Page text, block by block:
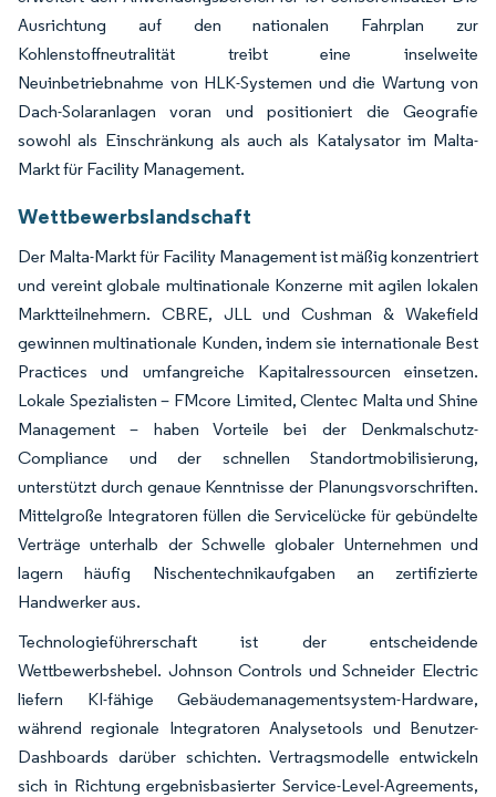
Ausrichtung auf den nationalen Fahrplan zur
Kohlenstoffneutralität treibt eine inselweite
Neuinbetriebnahme von HLK-Systemen und die Wartung von
Dach-Solaranlagen voran und positioniert die Geografie
sowohl als Einschränkung als auch als Katalysator im Malta-
Markt für Facility Management.
Wettbewerbslandschaft
Der Malta-Markt für Facility Management ist mäßig konzentriert
und vereint globale multinationale Konzerne mit agilen lokalen
Marktteilnehmern. CBRE, JLL und Cushman & Wakefield
gewinnen multinationale Kunden, indem sie internationale Best
Practices und umfangreiche Kapitalressourcen einsetzen.
Lokale Spezialisten – FMcore Limited, Clentec Malta und Shine
Management – haben Vorteile bei der Denkmalschutz-
Compliance und der schnellen Standortmobilisierung,
unterstützt durch genaue Kenntnisse der Planungsvorschriften.
Mittelgroße Integratoren füllen die Servicelücke für gebündelte
Verträge unterhalb der Schwelle globaler Unternehmen und
lagern häufig Nischentechnikaufgaben an zertifizierte
Handwerker aus.
Technologieführerschaft ist der entscheidende
Wettbewerbshebel. Johnson Controls und Schneider Electric
liefern KI-fähige Gebäudemanagementsystem-Hardware,
während regionale Integratoren Analysetools und Benutzer-
Dashboards darüber schichten. Vertragsmodelle entwickeln
sich in Richtung ergebnisbasierter Service-Level-Agreements,